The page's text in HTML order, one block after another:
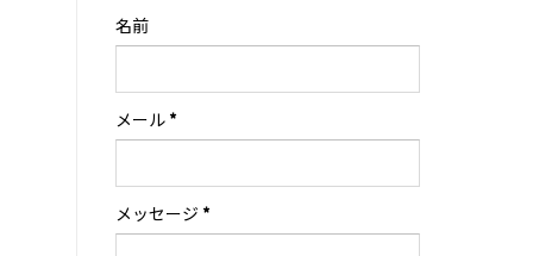
名前
メール *
メッセージ *